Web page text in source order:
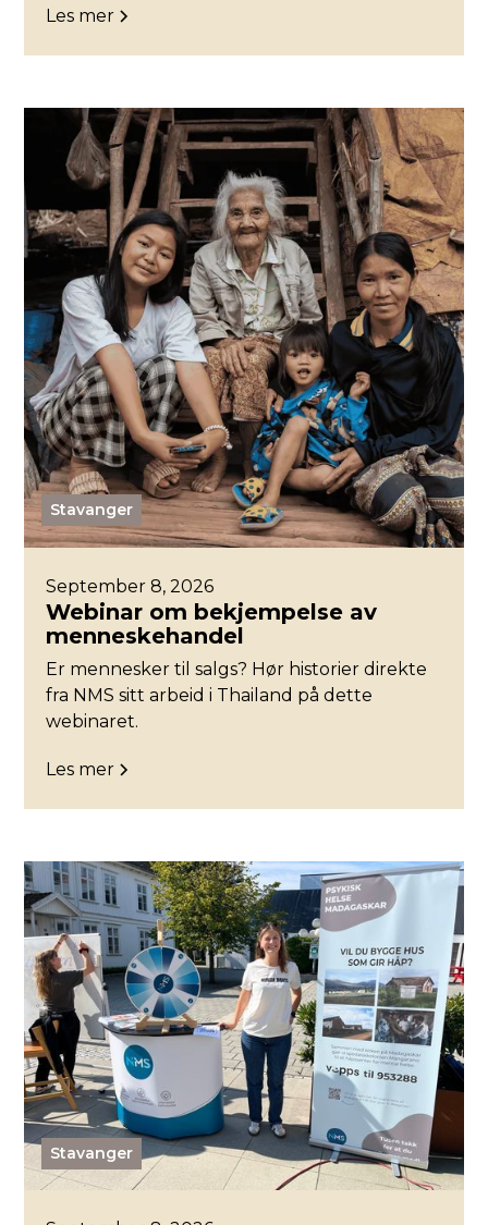
Les mer
Stavanger
September 8, 2026
Webinar om bekjempelse av
menneskehandel
Er mennesker til salgs? Hør historier direkte
fra NMS sitt arbeid i Thailand på dette
webinaret.
Les mer
Stavanger